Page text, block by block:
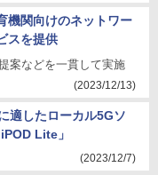
機関向けのネットワー
スを提供
案などを一貫して実施
(2023/12/13)
適したローカル5Gソ
Lite」
(2023/12/7)